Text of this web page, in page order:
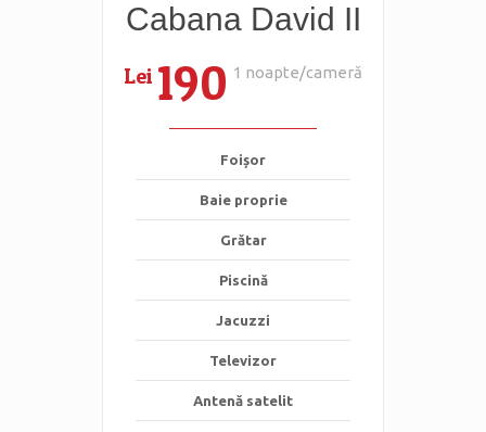
Cabana David II
Lei 190 1 noapte/cameră
Foișor
Baie proprie
Grătar
Piscină
Jacuzzi
Televizor
Antenă satelit